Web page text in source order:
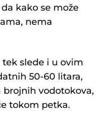
kako se može
nema
slede i u ovim
50-60 litara,
vodotokova,
tokom petka.